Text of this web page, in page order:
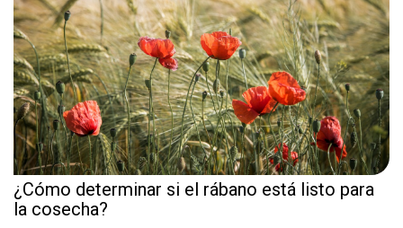
¿Cómo determinar si el rábano está listo para
la cosecha?